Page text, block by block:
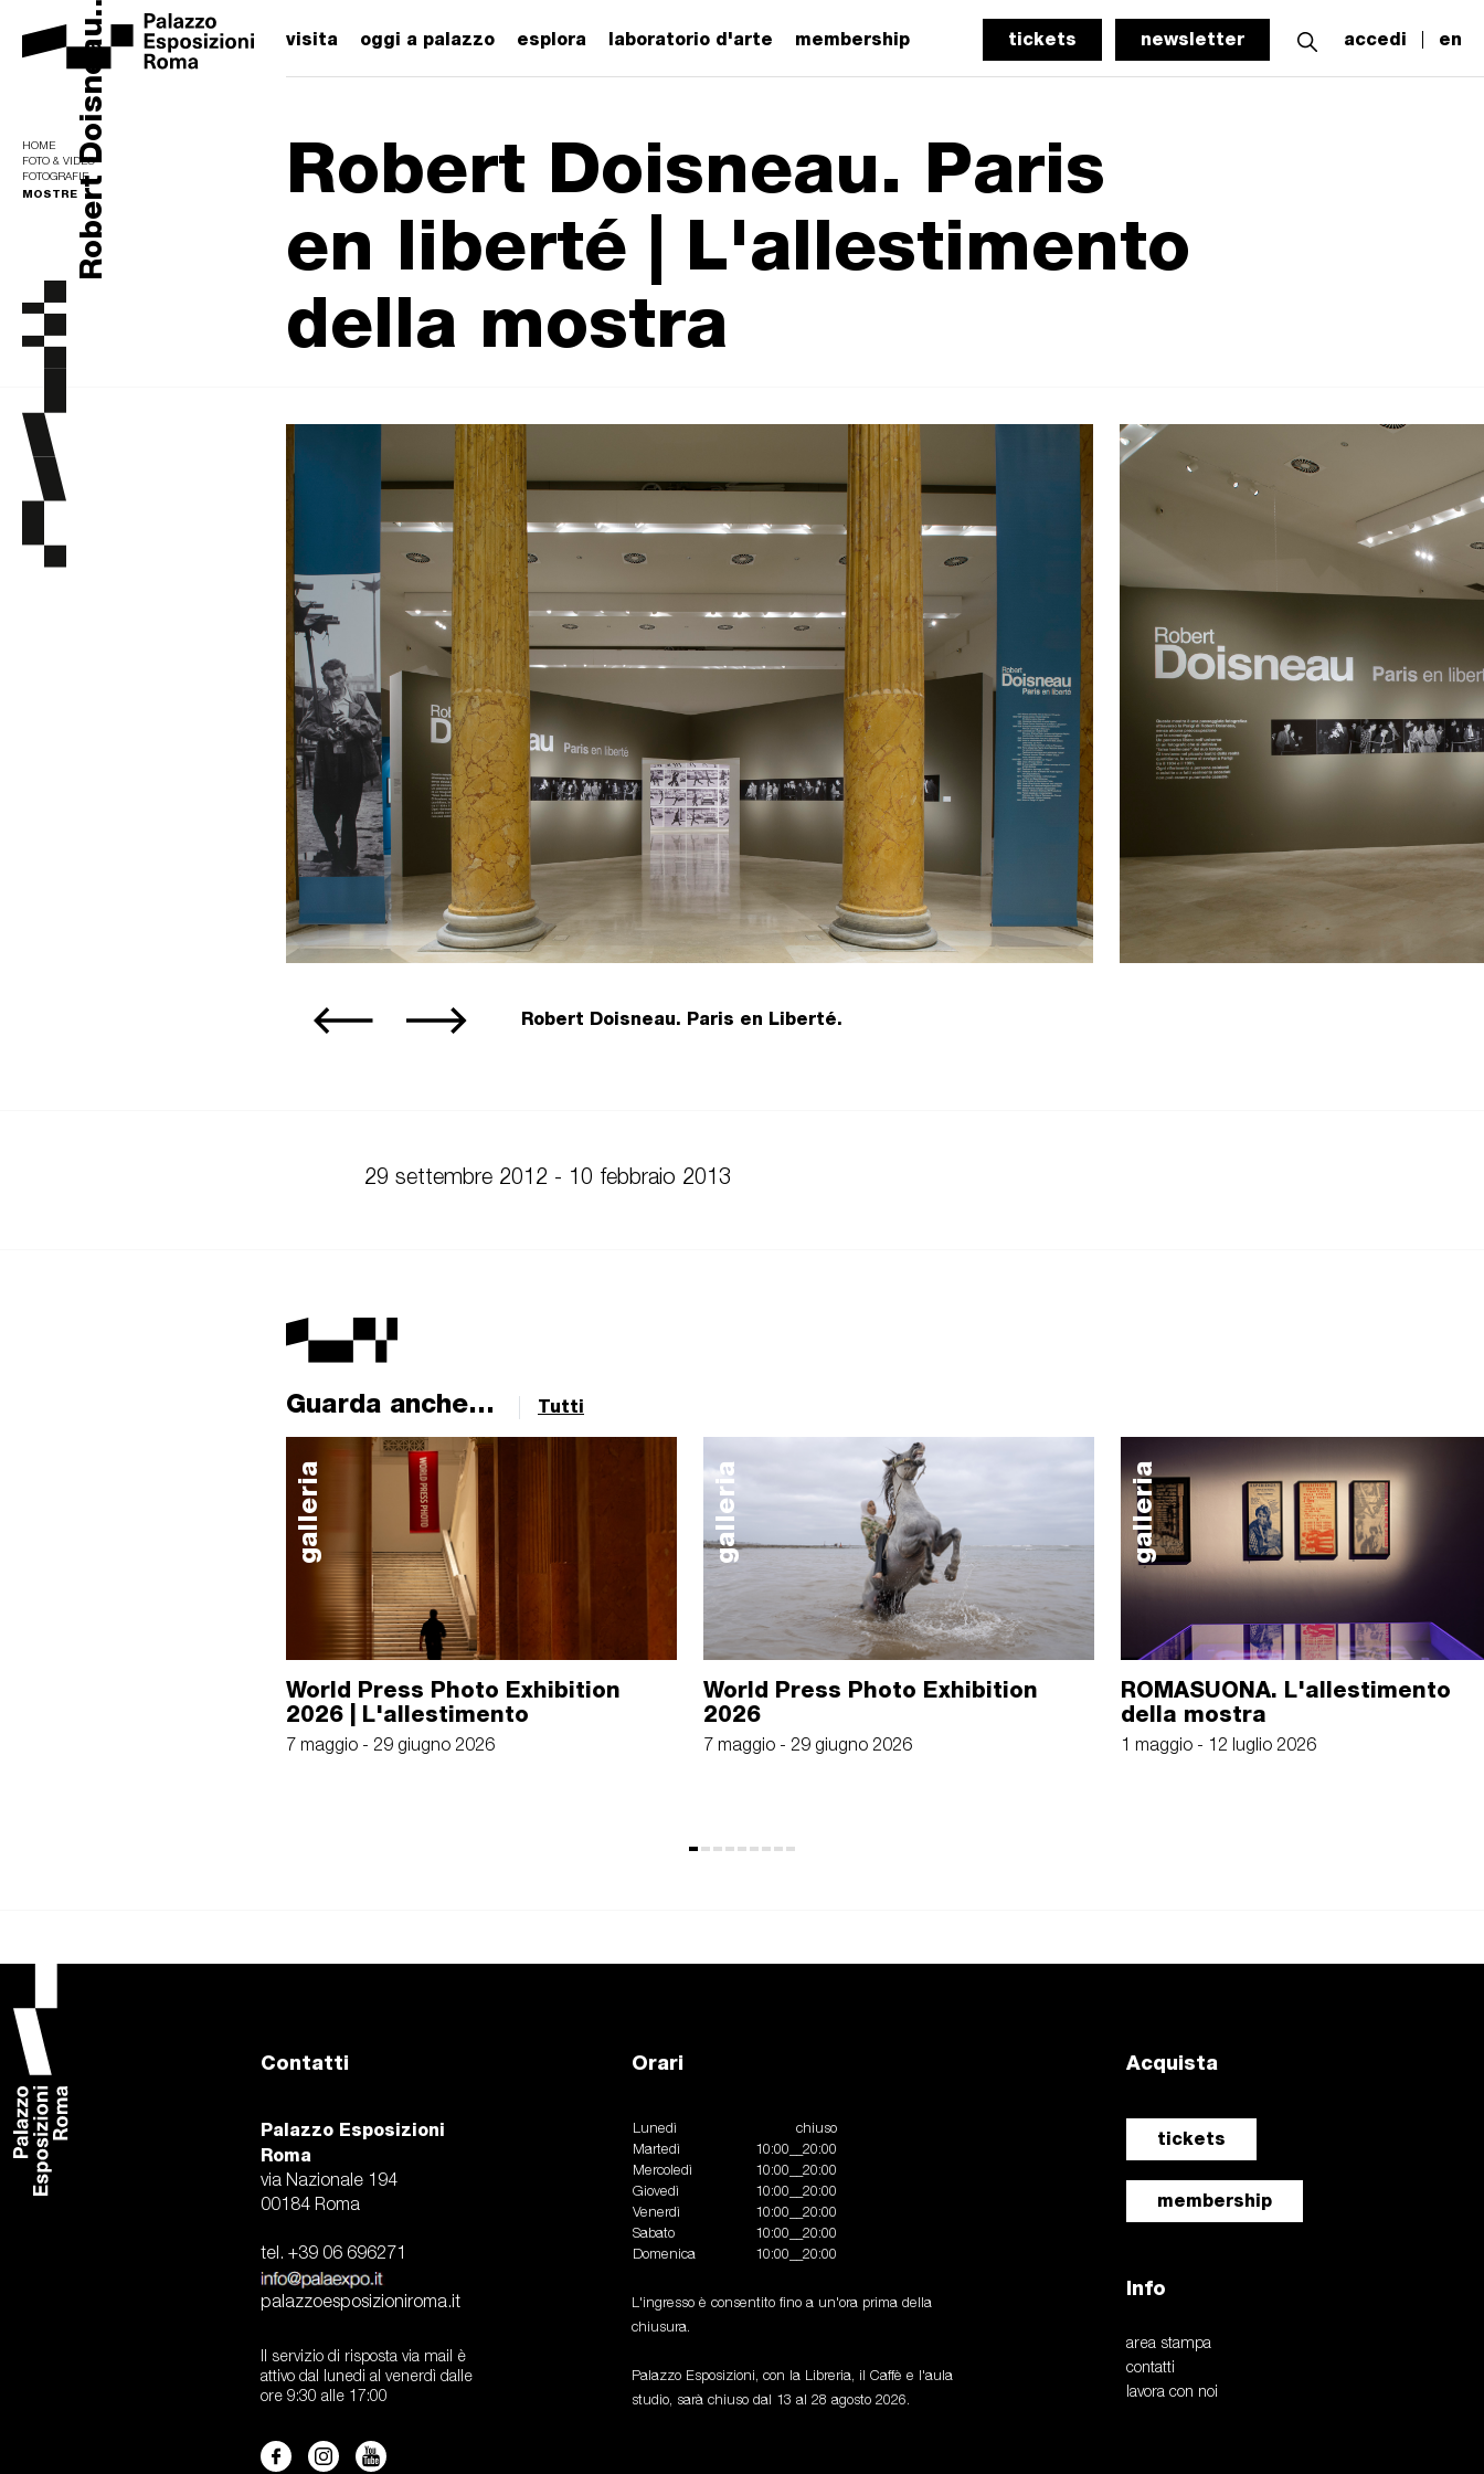
visita oggi a palazzo esplora laboratorio d'arte membership tickets newsletter accedi en
HOME
FOTO & VIDEO
FOTOGRAFIE
MOSTRERobert Doisneau....
Robert Doisneau. Paris
en liberté | L'allestimento
della mostra
Robert Doisneau. Paris en Liberté.
29 settembre 2012 - 10 febbraio 2013
Guarda anche... Tutti
galleria
World Press Photo Exhibition
2026 | L'allestimento
7 maggio - 29 giugno 2026
galleria
World Press Photo Exhibition
2026
7 maggio - 29 giugno 2026
galleria
ROMASUONA. L'allestimento
della mostra
1 maggio - 12 luglio 2026
Contatti
Palazzo Esposizioni
Roma
via Nazionale 194
00184 Roma
tel. +39 06 696271
palazzoesposizioniroma.it
Il servizio di risposta via mail è
attivo dal lunedi al venerdì dalle
ore 9:30 alle 17:00
Orari
Lunedì
chiuso
Martedì
10:00__20:00
Mercoledì
10:00__20:00
Giovedì
10:00__20:00
Venerdì
10:00__20:00
Sabato
10:00__20:00
Domenica
10:00__20:00
L'ingresso è consentito fino a un'ora prima della
chiusura.
Palazzo Esposizioni, con la Libreria, il Caffè e l'aula
studio, sarà chiuso dal 13 al 28 agosto 2026.
Acquista
tickets
membership
Info
area stampa
contatti
lavora con noi